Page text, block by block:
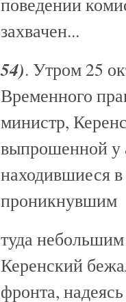
захвачен...
54). Утром 25
Временного
министр,
выпрошенной у
находившиеся
проникнувшим
туда
Керенский
фронта,